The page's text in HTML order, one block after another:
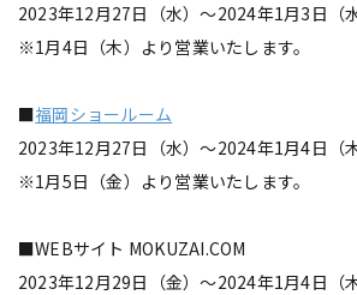
2023年12月27日（水）～2024年1月3日（水
※1月4日（木）より営業いたします。
■福岡ショールーム
2023年12月27日（水）～2024年1月4日（木
※1月5日（金）より営業いたします。
■WEBサイト MOKUZAI.COM
2023年12月29日（金）～2024年1月4日（木